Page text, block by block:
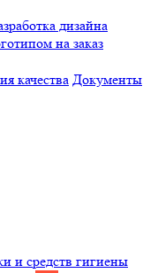
дизайна
на заказ
качества Документы
и средств гигиены